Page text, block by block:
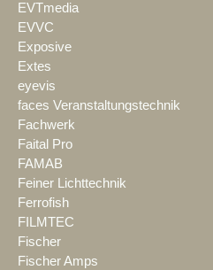
EVTmedia
EVVC
Exposive
Extes
eyevis
faces Veranstaltungstechnik
Fachwerk
Faital Pro
FAMAB
Feiner Lichttechnik
Ferrofish
FILMTEC
Fischer
Fischer Amps